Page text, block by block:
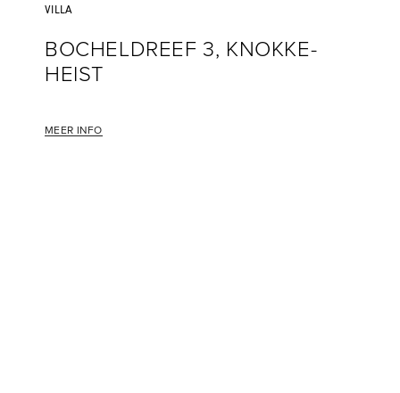
VILLA
BOCHELDREEF 3, KNOKKE-
HEIST
MEER INFO